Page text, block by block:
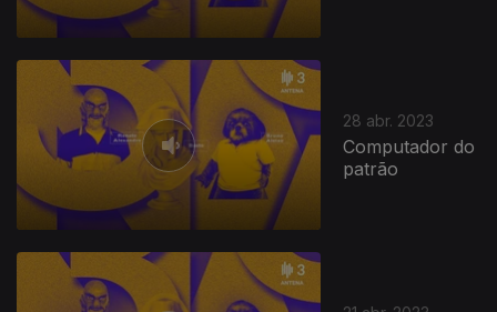
28 abr. 2023
Computador do
patrão